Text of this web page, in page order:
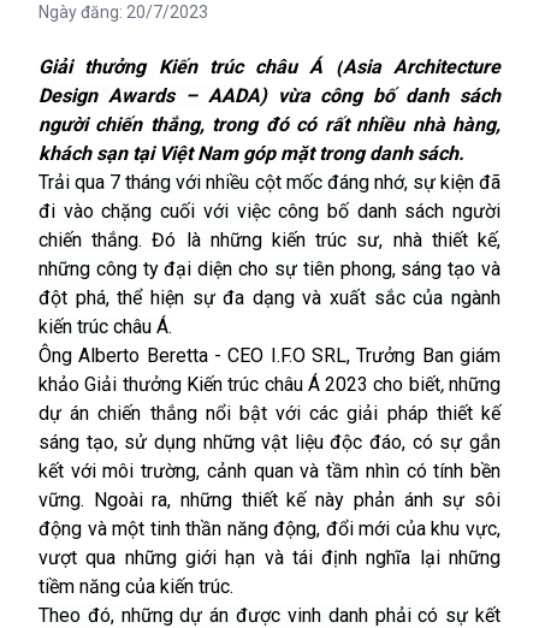
Ngày đăng: 20/7/2023
Giải thưởng Kiến trúc châu Á (Asia Architecture
Design Awards – AADA)vừa công bố danh sách
người chiến thắng, trong đó có rất nhiều nhà hàng,
khách sạn tại Việt Nam góp mặt trong danh sách.
Trải qua 7 tháng với nhiều cột mốc đáng nhớ, sự kiện đã
đi vào chặng cuối với việc công bố danh sách người
chiến thắng. Đó là những kiến trúc sư, nhà thiết kế,
những công ty đại diện cho sự tiên phong, sáng tạo và
đột phá, thể hiện sự đa dạng và xuất sắc của ngành
kiến trúc châu Á.
Ông Alberto Beretta - CEO I.F.O SRL, Trưởng Ban giám
khảo Giải thưởng Kiến trúc châu Á 2023 cho biết,những
dự án chiến thắng nổi bật với các giải pháp thiết kế
sáng tạo, sử dụng những vật liệu độc đáo, có sự gắn
kết với môi trường, cảnh quan và tầm nhìn có tính bền
vững. Ngoài ra, những thiết kế này phản ánh sự sôi
động và một tinh thần năng động, đổi mới của khu vực,
vượt qua những giới hạn và tái định nghĩa lại những
tiềm năng của kiến trúc.
Theo đó, những dự án được vinh danh phải có sự kết